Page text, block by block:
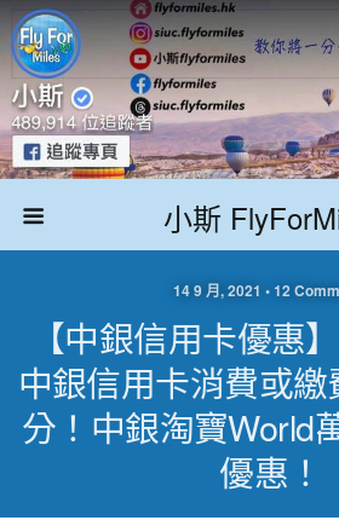
小斯
14 9 月, 2021 • 12
【中銀信用卡優惠
中銀信用卡消費或
分！中銀淘寶World
優惠！